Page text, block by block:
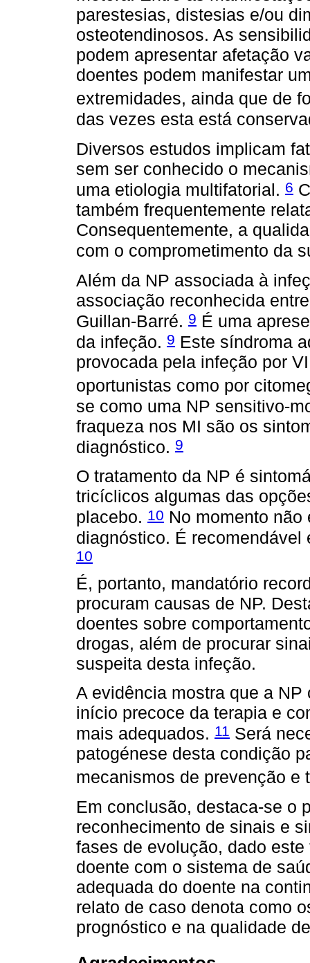
parestesias, distesias e/ou
osteotendinosos. As
podem apresentar afetação
doentes podem manifestar
extremidades, ainda que de
das vezes esta está
Diversos estudos implicam
sem ser conhecido o
uma etiologia multifatorial. 6
também frequentemente
Consequentemente, a
com o comprometimento da
Além da NP associada à
associação reconhecida
Guillan-Barré. 9 É uma
da infeção. 9 Este síndroma
provocada pela infeção por
oportunistas como por
se como uma NP sensitivo-
fraqueza nos MI são os
diagnóstico. 9
O tratamento da NP é
tricíclicos algumas das
placebo. 10 No momento
diagnóstico. É recomendável
10
É, portanto, mandatório
procuram causas de NP.
doentes sobre
drogas, além de procurar
suspeita desta infeção.
A evidência mostra que a
início precoce da terapia e
mais adequados. 11 Será
patogénese desta condição
mecanismos de prevenção
Em conclusão, destaca-se o
reconhecimento de sinais e
fases de evolução, dado
doente com o sistema de
adequada do doente na
relato de caso denota como
prognóstico e na qualidade